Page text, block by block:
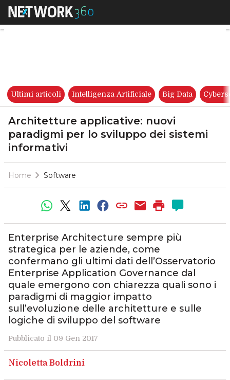
Architetture applicative:
Ultimi articoli Intelligenza Artificiale Big Data
Architetture applicative: nuovi
paradigmi per lo sviluppo dei sistemi
informativi
Home Software
Enterprise Architecture sempre più
strategica per le aziende, come
confermano gli ultimi dati dell’Osservatorio
Enterprise Application Governance dal
quale emergono con chiarezza quali sono i
paradigmi di maggior impatto
sull’evoluzione delle architetture e sulle
logiche di sviluppo del software
Pubblicato il 09 Gen 2017
Nicoletta Boldrini